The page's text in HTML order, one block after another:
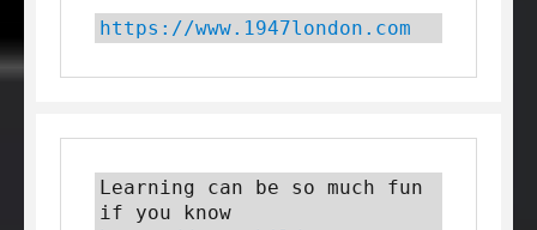
https://www.1947london.com
Learning can be so much fun